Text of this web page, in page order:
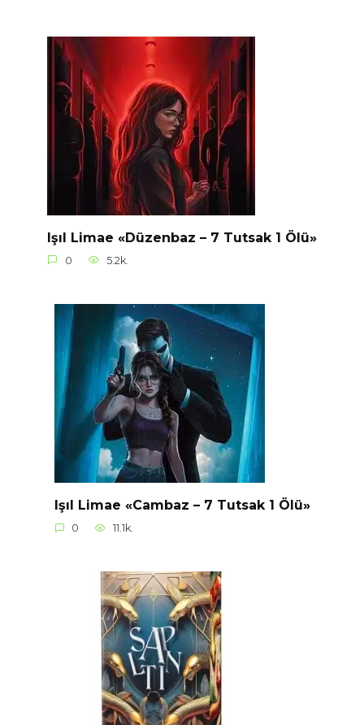
Işıl Limae «Düzenbaz – 7 Tutsak 1 Ölü»
0 5.2k.
Işıl Limae «Cambaz – 7 Tutsak 1 Ölü»
0 11.1k.